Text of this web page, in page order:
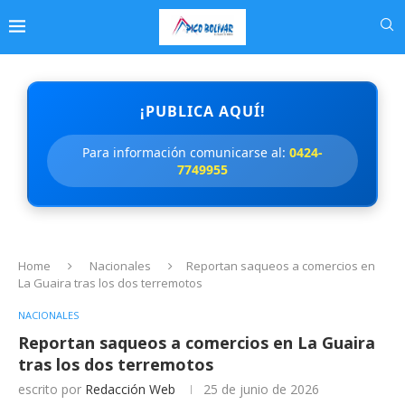
¡PUBLICA AQUÍ!
Para información comunicarse al: 0424-
7749955
Home Nacionales
Reportan saqueos a comercios en
La Guaira tras los dos terremotos
NACIONALES
Reportan saqueos a comercios en La Guaira
tras los dos terremotos
escrito por Redacción Web 25 de junio de 2026